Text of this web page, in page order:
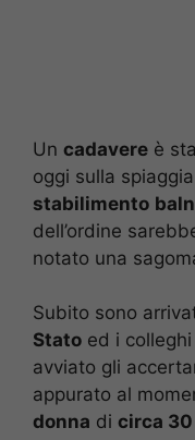
Un cadavere è
oggi sulla
stabilimento
dell’ordine
notato una
Subito sono
Stato ed i
avviato gli
appurato al
donna di circa